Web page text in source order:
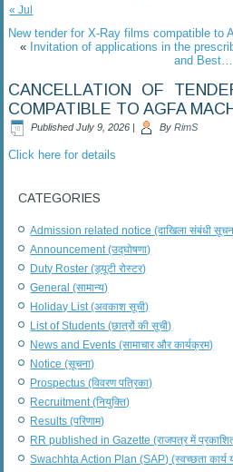
« Jul
New tender for X-Ray films compatible to
« Invitation of applications in the
and Best…
CANCELLATION OF
COMPATIBLE TO AGFA
Published July 9, 2026 | By RimS
Click here for details
CATEGORIES
Admission related notice (दाखिला संबंधी
Announcement (उद्घोषणा)
Duty Roster (ड्यूटी रोस्टर)
General (सामान्य)
Holiday List (अवकाश सूची)
List of Students (छात्रों की सूची)
News and Events (सामाचार और कार्यक्रम)
Notice (सूचना)
Prospectus (विवरण पत्रिका)
Recruitment (नियुक्ति)
Results (परिणाम)
RR published in Gazette (राजपत्र में प्रकाशित
Swachhta Action Plan (SAP) (स्वच्छता कार्य